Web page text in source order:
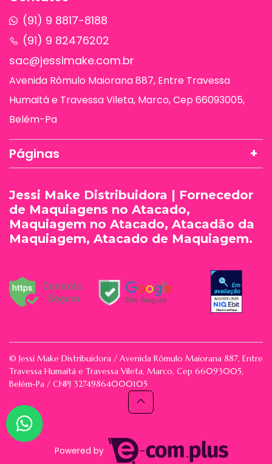
(91) 9 8817-8188
(91) 9 82476202
sac@jessimake.com.br
Avenida Rômulo Maiorana 887, Entre Travessa
Humaitá e Travessa Vileta, Marco, Cep 66093005,
Belém-Pa
Páginas
Jessi Make Distribuidora | Fornecedor
de Maquiagens no Atacado,
Maquiagem no Atacado, Atacadão da
Maquiagem, Atacado de Maquiagem.
© Jessi Make Distribuidora / Avenida Rômulo Maiorana 887, Entre
Travessa Humaitá e Travessa Vileta, Marco, Cep 66093005,
Belém-Pa / CNPJ 32749864000105
Powered by